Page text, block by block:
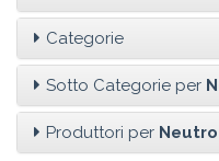
Categorie
Sotto Categorie per
Produttori per Neutro